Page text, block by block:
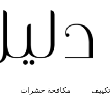
تكييف مكافحة حشرات